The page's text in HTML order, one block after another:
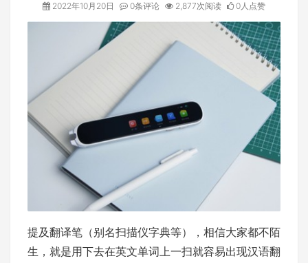
2022年10月20日 0条评论 2,877次阅读 0人点赞
提及翻译笔（别名扫描仪字典等），相信大家都不陌
生，就是用下去在英文单词上一扫就容易出现汉语翻